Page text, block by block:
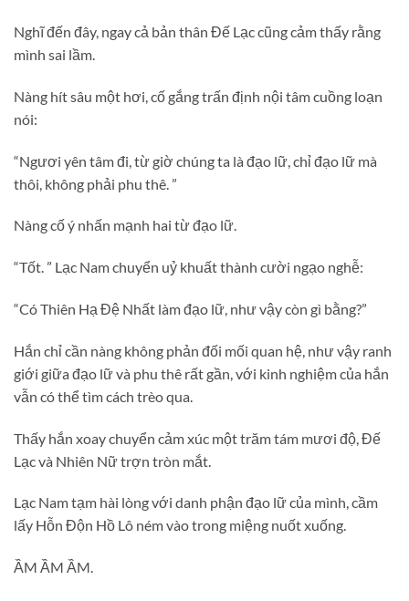
Nghĩ đến đây, ngay cả bản thân Đế Lạc cũng cảm thấy rằng
mình sai lầm.
Nàng hít sâu một hơi, cố gắng trấn định nội tâm cuồng loạn
nói:
“Ngươi yên tâm đi, từ giờ chúng ta là đạo lữ, chỉ đạo lữ mà
thôi, không phải phu thê. ”
Nàng cố ý nhấn mạnh hai từ đạo lữ.
“Tốt. ” Lạc Nam chuyển uỷ khuất thành cười ngạo nghễ:
“Có Thiên Hạ Đệ Nhất làm đạo lữ, như vậy còn gì bằng?”
Hắn chỉ cần nàng không phản đối mối quan hệ, như vậy ranh
giới giữa đạo lữ và phu thê rất gần, với kinh nghiệm của hắn
vẫn có thể tìm cách trèo qua.
Thấy hắn xoay chuyển cảm xúc một trăm tám mươi độ, Đế
Lạc và Nhiên Nữ trợn tròn mắt.
Lạc Nam tạm hài lòng với danh phận đạo lữ của mình, cầm
lấy Hỗn Độn Hồ Lô ném vào trong miệng nuốt xuống.
ẦM ẦM ẦM.